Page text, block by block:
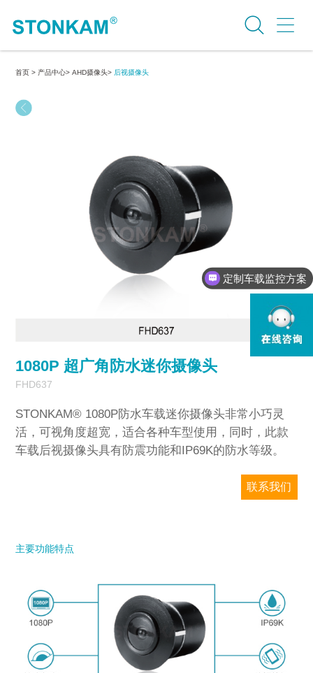
首页 > 产品中心> AHD摄像头> 后视摄像头
1/1
1080P 超广角防水迷你摄像头
FHD637
STONKAM® 1080P防水车载迷你摄像头非常小巧灵
活，可视角度超宽，适合各种车型使用，同时，此款
车载后视摄像头具有防震功能和IP69K的防水等级。
联系我们
欢迎留言*
主要功能特点
定制车载监控方案
行业案例介绍